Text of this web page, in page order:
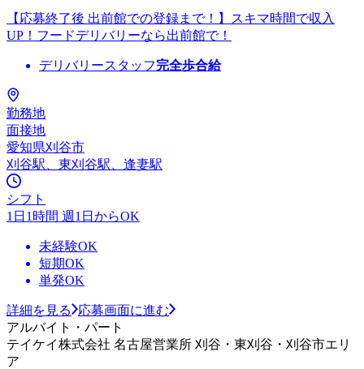
【応募終了後 出前館での登録まで！】スキマ時間で収入
UP！フードデリバリーなら出前館で！
デリバリースタッフ完全歩合給
勤務地
面接地
愛知県刈谷市
刈谷駅、東刈谷駅、逢妻駅
シフト
1日1時間 週1日からOK
未経験OK
短期OK
単発OK
詳細を見る
応募画面に進む
アルバイト・パート
テイケイ株式会社 名古屋営業所 刈谷・東刈谷・刈谷市エリ
ア